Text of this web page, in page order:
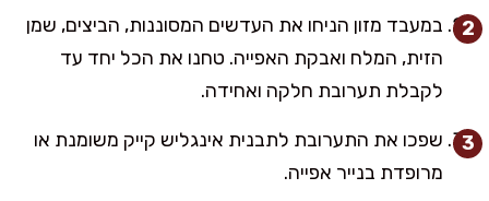
במעבד מזון הניחו את העדשים המסוננות, הביצים, שמן
הזית, המלח ואבקת האפייה. טחנו את הכל יחד עד
לקבלת תערובת חלקה ואחידה.
שפכו את התערובת לתבנית אינגליש קייק משומנת או
מרופדת בנייר אפייה.